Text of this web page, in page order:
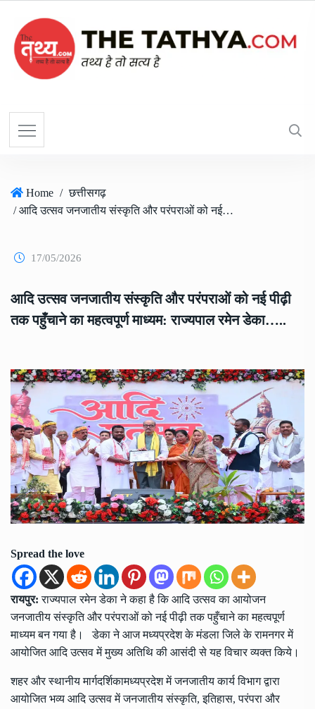
Home / छत्तीसगढ़
/ आदि उत्सव जनजातीय संस्कृति और परंपराओं को नई पीढ़ी तक पहुँचाने का महत्वपूर्ण माध्यम: राज्यपाल रमेन डेका…..
17/05/2026
आदि उत्सव जनजातीय संस्कृति और परंपराओं को नई पीढ़ी
तक पहुँचाने का महत्वपूर्ण माध्यम: राज्यपाल रमेन डेका…..
Spread the love
रायपुर:राज्यपाल रमेन डेका ने कहा है कि आदि उत्सव का आयोजन
जनजातीय संस्कृति और परंपराओं को नई पीढ़ी तक पहुँचाने का महत्वपूर्ण
माध्यम बन गया है। डेका ने आज मध्यप्रदेश के मंडला जिले के रामनगर में
आयोजित आदि उत्सव में मुख्य अतिथि की आसंदी से यह विचार व्यक्त किये।
शहर और स्थानीय मार्गदर्शिकामध्यप्रदेश में जनजातीय कार्य विभाग द्वारा
आयोजित भव्य आदि उत्सव में जनजातीय संस्कृति, इतिहास, परंपरा और